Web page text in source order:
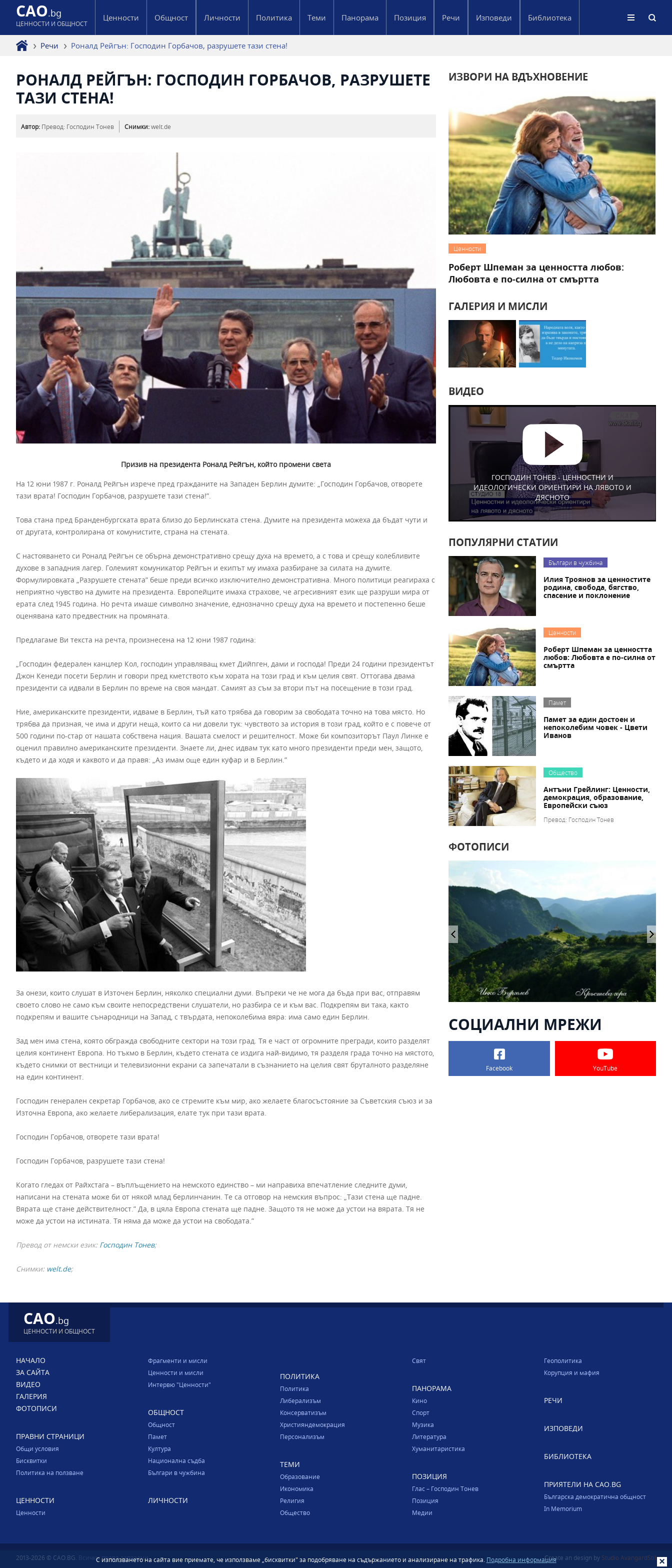
С използването на сайта вие приемате, че използваме „бисквитки" за подобряване на съдържанието и анализиране на трафика. Подробна информация
CAO.bg
ЦЕННОСТИ И ОБЩНОСТ
Ценности Общност Личности Политика Теми Панорама Позиция Речи Изповеди Библиотека
Речи Роналд Рейгън: Господин Горбачов, разрушете тази стена!
РОНАЛД РЕЙГЪН: ГОСПОДИН ГОРБАЧОВ, РАЗРУШЕТЕ
ТАЗИ СТЕНА!
Автор: Превод: Господин Тонев Снимки:welt.de
Призив на президента Роналд Рейгън, който промени света
На 12 юни 1987 г. Роналд Рейгън изрече пред гражданите на Западен Берлин думите: „Господин Горбачов, отворете
тази врата! Господин Горбачов, разрушете тази стена!”.
Това стана пред Бранденбургската врата близо до Берлинската стена. Думите на президента можеха да бъдат чути и
от другата, контролирана от комунистите, страна на стената.
С настояването си Роналд Рейгън се обърна демонстративно срещу духа на времето, а с това и срещу колебливите
духове в западния лагер. Големият комуникатор Рейгън и екипът му имаха разбиране за силата на думите.
Формулировката „Разрушете стената” беше преди всичко изключително демонстративна. Много политици реагираха с
неприятно чувство на думите на президента. Европейците имаха страхове, че агресивният език ще разруши мира от
ерата след 1945 година. Но речта имаше символно значение, еднозначно срещу духа на времето и постепенно беше
оценявана като предвестник на промяната.
Предлагаме Ви текста на речта, произнесена на 12 юни 1987 година:
„Господин федерален канцлер Кол, господин управляващ кмет Дийпген, дами и господа! Преди 24 години президентът
Джон Кенеди посети Берлин и говори пред кметството към хората на този град и към целия свят. Оттогава двама
президенти са идвали в Берлин по време на своя мандат. Самият аз съм за втори път на посещение в този град.
Ние, американските президенти, идваме в Берлин, тъй като трябва да говорим за свободата точно на това място. Но
трябва да призная, че има и други неща, които са ни довели тук: чувството за история в този град, който е с повече от
500 години по-стар от нашата собствена нация. Вашата смелост и решителност. Може би композиторът Паул Линке е
оценил правилно американските президенти. Знаете ли, днес идвам тук като много президенти преди мен, защото,
където и да ходя и каквото и да правя: „Аз имам още един куфар и в Берлин.”
За онези, които слушат в Източен Берлин, няколко специални думи. Въпреки че не мога да бъда при вас, отправям
своето слово не само към своите непосредствени слушатели, но разбира се и към вас. Подкрепям ви така, както
подкрепям и вашите сънародници на Запад, с твърдата, непоколебима вяра: има само един Берлин.
Зад мен има стена, която обгражда свободните сектори на този град. Тя е част от огромните прегради, които разделят
целия континент Европа. Но тъкмо в Берлин, където стената се издига най-видимо, тя разделя града точно на мястото,
където снимки от вестници и телевизионни екрани са запечатали в съзнанието на целия свят бруталното разделяне
на един континент.
Господин генерален секретар Горбачов, ако се стремите към мир, ако желаете благосъстояние за Съветския съюз и за
Източна Европа, ако желаете либерализация, елате тук при тази врата.
Господин Горбачов, отворете тази врата!
Господин Горбачов, разрушете тази стена!
Когато гледах от Райхстага – въплъщението на немското единство – ми направиха впечатление следните думи,
написани на стената може би от някой млад берлинчанин. Те са отговор на немския въпрос: „Тази стена ще падне.
Вярата ще стане действителност.” Да, в цяла Европа стената ще падне. Защото тя не може да устои на вярата. Тя не
може да устои на истината. Тя няма да може да устои на свободата.”
Превод от немски език: Господин Тонев;
Снимки: welt.de;
ИЗВОРИ НА ВДЪХНОВЕНИЕ
Ценности
Роберт Шпеман за ценността любов:
Любовта е по-силна от смъртта
ГАЛЕРИЯ И МИСЛИ
ВИДЕО
ГОСПОДИН ТОНЕВ - ЦЕННОСТНИ И
ИДЕОЛОГИЧЕСКИ ОРИЕНТИРИ НА ЛЯВОТО И
ДЯСНОТО
ПОПУЛЯРНИ СТАТИИ
Българи в чужбина
Илия Троянов за ценностите
родина, свобода, бягство,
спасение и поклонение
Ценности
Роберт Шпеман за ценността
любов: Любовта е по-силна от
смъртта
Памет
Памет за един достоен и
непоколебим човек - Цвети
Иванов
Общество
Антъни Грейлинг: Ценности,
демокрация, образование,
Европейски съюз
Превод: Господин Тонев
ФОТОПИСИ
СОЦИАЛНИ МРЕЖИ
Facebook YouTube
CAO.bg
ЦЕННОСТИ И ОБЩНОСТ
НАЧАЛО
ЗА САЙТА
ВИДЕО
ГАЛЕРИЯ
ФОТОПИСИ
ПРАВНИ СТРАНИЦИ
Общи условия
Бисквитки
Политика на ползване
ЦЕННОСТИ
Ценности
Фрагменти и мисли
Ценности и мисли
Интервю "Ценности"
ОБЩНОСТ
Общност
Памет
Култура
Национална съдба
Българи в чужбина
ЛИЧНОСТИ
ПОЛИТИКА
Политика
Либерализъм
Консерватизъм
Християндемокрация
Персонализъм
ТЕМИ
Образование
Икономика
Религия
Общество
Свят
ПАНОРАМА
Кино
Спорт
Музика
Литература
Хуманитаристика
ПОЗИЦИЯ
Глас – Господин Тонев
Позиция
Медии
Геополитика
Корупция и мафия
РЕЧИ
ИЗПОВЕДИ
БИБЛИОТЕКА
ПРИЯТЕЛИ НА CAO.BG
Българска демократична общност
In Memorium
2013-2026 © CAO.BG. Всички права запазени. Create an design by Studio AvangardStil